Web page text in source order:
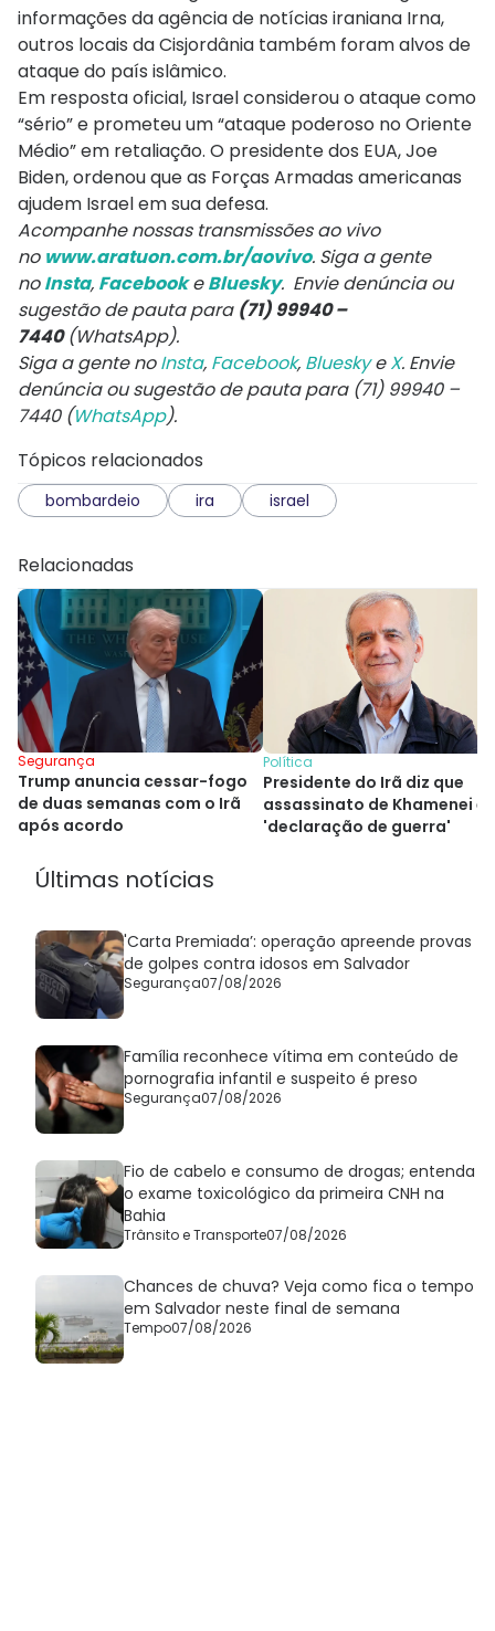
informações da agência de notícias iraniana Irna,
outros locais da Cisjordânia também foram alvos de
ataque do país islâmico.
Em resposta oficial, Israel considerou o ataque como
“sério” e prometeu um “ataque poderoso no Oriente
Médio” em retaliação. O presidente dos EUA, Joe
Biden, ordenou que as Forças Armadas americanas
ajudem Israel em sua defesa.
Acompanhe nossas transmissões ao vivo
no www.aratuon.com.br/aovivo. Siga a gente
noInsta, FacebookeBluesky. Envie denúncia ou
sugestão de pauta para (71) 99940 –
7440(WhatsApp).
Siga a gente noInsta, Facebook, BlueskyeX. Envie
denúncia ou sugestão de pauta para (71) 99940 –
7440 (WhatsApp).
Tópicos relacionados
bombardeio ira israel
Relacionadas
Segurança
Trump anuncia cessar-fogo
de duas semanas com o Irã
após acordo
Política
Presidente do Irã diz que
assassinato de Khamenei é
'declaração de guerra'
Últimas notícias
'Carta Premiada’: operação apreende provas
de golpes contra idosos em Salvador
Segurança07/08/2026
Família reconhece vítima em conteúdo de
pornografia infantil e suspeito é preso
Segurança07/08/2026
Fio de cabelo e consumo de drogas; entenda
o exame toxicológico da primeira CNH na
Bahia
Trânsito e Transporte07/08/2026
Chances de chuva? Veja como fica o tempo
em Salvador neste final de semana
Tempo07/08/2026